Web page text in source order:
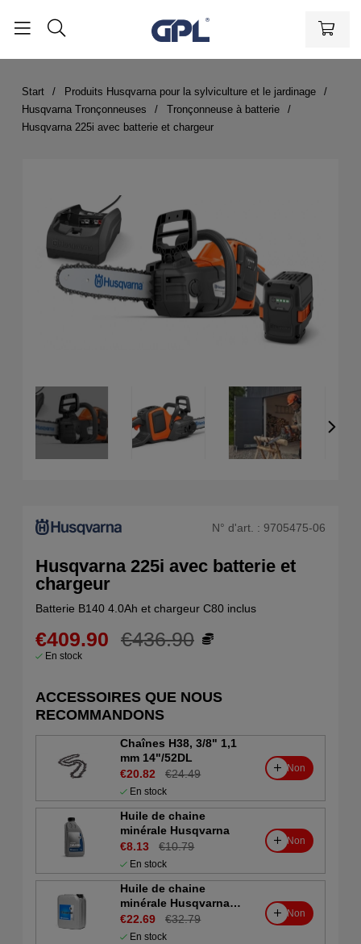
Start
Produits Husqvarna pour la sylviculture et le jardinage
Husqvarna Tronçonneuses
Tronçonneuse à batterie
Husqvarna 225i avec batterie et chargeur
N° d'art. : 9705475-06
Husqvarna 225i avec batterie et
chargeur
Batterie B140 4.0Ah et chargeur C80 inclus
€436.90
€409.90
En stock
ACCESSOIRES QUE NOUS
RECOMMANDONS
Chaînes H38, 3/8" 1,1
mm 14"/52DL
€20.82
€24.49
En stock
Non
Huile de chaine
minérale Husqvarna
€8.13
€10.79
En stock
Non
Huile de chaine
minérale Husqvarna
5L
€22.69 €32.79
En stock
Non